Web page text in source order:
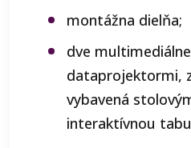
montážna dielňa;
dve
dataprojektormi,
vybavená
interaktívnou